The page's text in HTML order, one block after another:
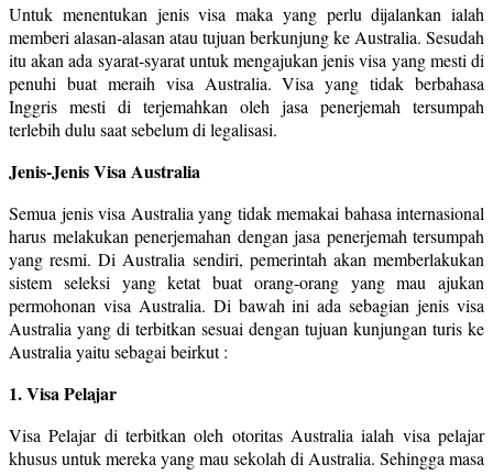
Untuk menentukan jenis visa maka yang perlu dijalankan ialah
memberi alasan-alasan atau tujuan berkunjung ke Australia. Sesudah
itu akan ada syarat-syarat untuk mengajukan jenis visa yang mesti di
penuhi buat meraih visa Australia. Visa yang tidak berbahasa
Inggris mesti di terjemahkan oleh jasa penerjemah tersumpah
terlebih dulu saat sebelum di legalisasi.
Jenis-Jenis Visa Australia
Semua jenis visa Australia yang tidak memakai bahasa internasional
harus melakukan penerjemahan dengan jasa penerjemah tersumpah
yang resmi. Di Australia sendiri, pemerintah akan memberlakukan
sistem seleksi yang ketat buat orang-orang yang mau ajukan
permohonan visa Australia. Di bawah ini ada sebagian jenis visa
Australia yang di terbitkan sesuai dengan tujuan kunjungan turis ke
Australia yaitu sebagai beirkut :
1. Visa Pelajar
Visa Pelajar di terbitkan oleh otoritas Australia ialah visa pelajar
khusus untuk mereka yang mau sekolah di Australia. Sehingga masa